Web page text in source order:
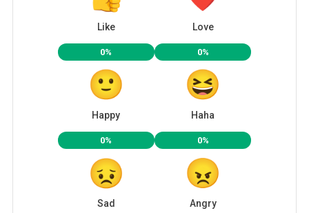
Like Love
0%
Happy
0%
Haha
0%
Sad
0%
Angry